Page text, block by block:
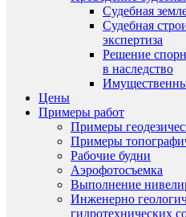
Судебная
Судебная
экспертиза
Решение
в наследство
Цены
Примеры работ
Примеры
Примеры
Рабочие будни
Аэрофотосъемка
Выполнение
Инженерно
гидротехнических